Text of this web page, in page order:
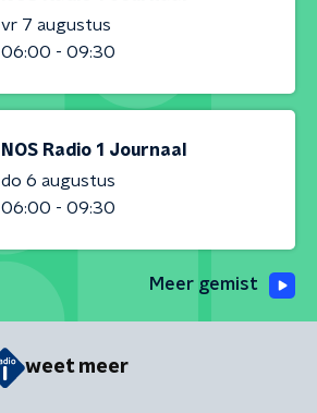
vr 7 augustus
06:00 - 09:30
NOS Radio 1 Journaal
do 6 augustus
06:00 - 09:30
Meer gemist
weet meer